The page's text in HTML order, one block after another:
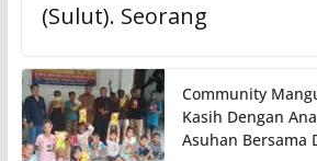
(Sulut). Seorang
Community
Kasih Dengan
Asuhan Bersama